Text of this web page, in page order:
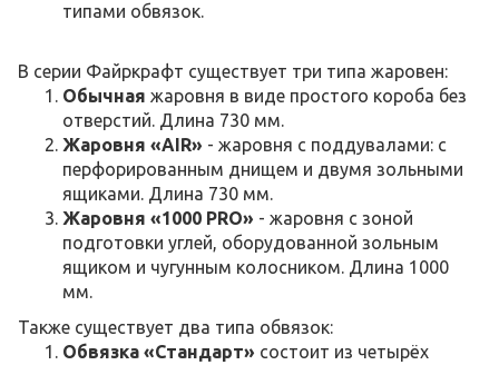
типами обвязок.
В серии Файркрафт существует три типа жаровен:
Обычная жаровня в виде простого короба без
отверстий. Длина 730 мм.
Жаровня «AIR» - жаровня с поддувалами: с
перфорированным днищем и двумя зольными
ящиками. Длина 730 мм.
Жаровня «1000 PRO» - жаровня с зоной
подготовки углей, оборудованной зольным
ящиком и чугунным колосником. Длина 1000
мм.
Также существует два типа обвязок:
Обвязка «Стандарт» состоит из четырёх